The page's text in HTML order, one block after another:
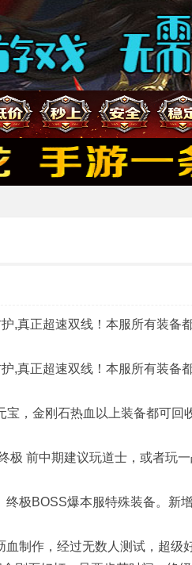
,真正超速双线！本服所有装备
,真正超速双线！本服所有装备
，金刚石热血以上装备都可回
极 前中期建议玩道士，或者玩
极BOSS爆本服特殊装备。新
制作，经过无数人测试，超级